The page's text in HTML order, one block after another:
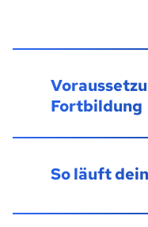
Fortbildung
So läuft